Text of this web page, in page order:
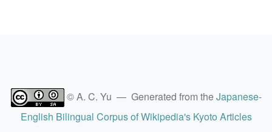
© A. C. Yu — Generated from theJapanese-
English Bilingual Corpus of Wikipedia's Kyoto Articles